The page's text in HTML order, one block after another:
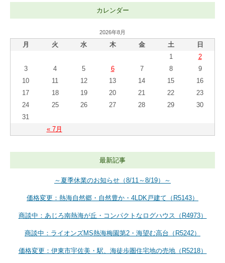
カレンダー
2026年8月
月 火 水 木 金 土 日
« 7月
1
2
3
4 5 6 7 8
9
10
11 12 13 14 15
16
17
18 19 20 21 22
23
24
25 26 27 28 29
30
31
最新記事
～夏季休業のお知らせ（8/11～8/19）～
価格変更：熱海自然郷・自然豊か・4LDK戸建て（R5143）
商談中：あじろ南熱海が丘・コンパクトなログハウス（R4973）
商談中：ライオンズMS熱海梅園第2・海望む高台（R5242）
価格変更：伊東市宇佐美・駅、海徒歩圏住宅地の売地（R5218）